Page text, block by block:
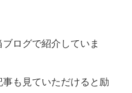
ログで紹介していま
も見ていただけると励